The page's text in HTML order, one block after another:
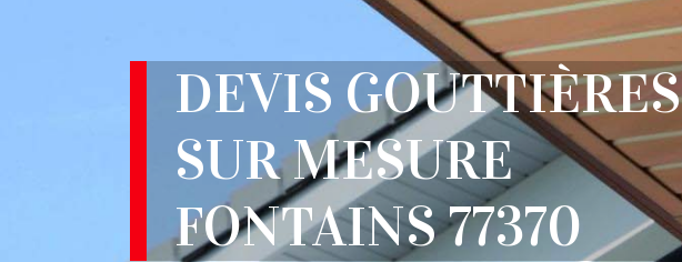
DEVIS GOUTTIÈRES
SUR MESURE
FONTAINS 77370